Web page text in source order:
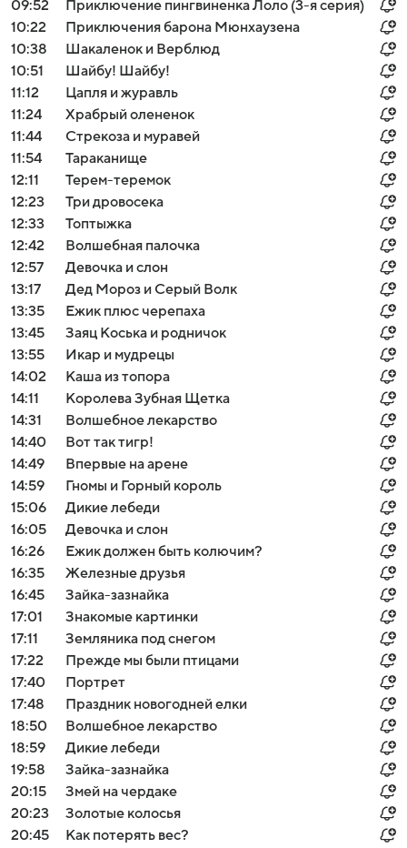
09:52
Приключение пингвиненка Лоло (3-я серия)
10:22
Приключения барона Мюнхаузена
10:38
Шакаленок и Верблюд
10:51
Шайбу! Шайбу!
11:12
Цапля и журавль
11:24
Храбрый олененок
11:44
Стрекоза и муравей
11:54
Тараканище
12:11
Терем-теремок
12:23
Три дровосека
12:33
Топтыжка
12:42
Волшебная палочка
12:57
Девочка и слон
13:17
Дед Мороз и Серый Волк
13:35
Ежик плюс черепаха
13:45
Заяц Коська и родничок
13:55
Икар и мудрецы
14:02
Каша из топора
14:11
Королева Зубная Щетка
14:31
Волшебное лекарство
14:40
Вот так тигр!
14:49
Впервые на арене
14:59
Гномы и Горный король
15:06
Дикие лебеди
16:05
Девочка и слон
16:26
Ежик должен быть колючим?
16:35
Железные друзья
16:45
Зайка-зазнайка
17:01
Знакомые картинки
17:11
Земляника под снегом
17:22
Прежде мы были птицами
17:40
Портрет
17:48
Праздник новогодней елки
18:50
Волшебное лекарство
18:59
Дикие лебеди
19:58
Зайка-зазнайка
20:15
Змей на чердаке
20:23
Золотые колосья
20:45
Как потерять вес?